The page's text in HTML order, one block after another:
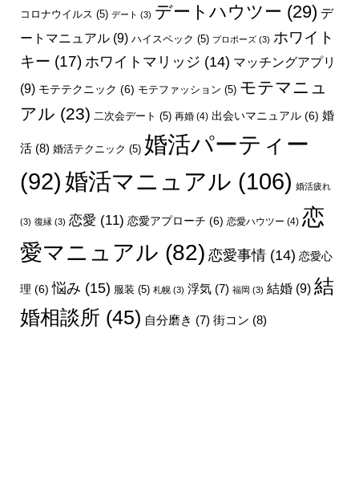
コロナウイルス (5) デート (3) デートハウツー (29) デ
ートマニュアル(9) ハイスペック (5) プロポーズ(3) ホワイト
キー (17) ホワイトマリッジ (14) マッチングアプリ
(9) モテテクニック (6) モテファッション (5) モテマニュ
アル (23) 二次会デート (5) 再婚(4) 出会いマニュアル(6) 婚
活(8) 婚活テクニック (5) 婚活パーティー
(92) 婚活マニュアル (106) 婚活疲れ
(3) 復縁(3) 恋愛 (11) 恋愛アプローチ (6) 恋愛ハウツー (4) 恋
愛マニュアル (82) 恋愛事情(14) 恋愛心
理 (6) 悩み (15) 服装 (5) 札幌(3) 浮気(7) 福岡 (3) 結婚(9) 結
婚相談所 (45) 自分磨き (7) 街コン (8)